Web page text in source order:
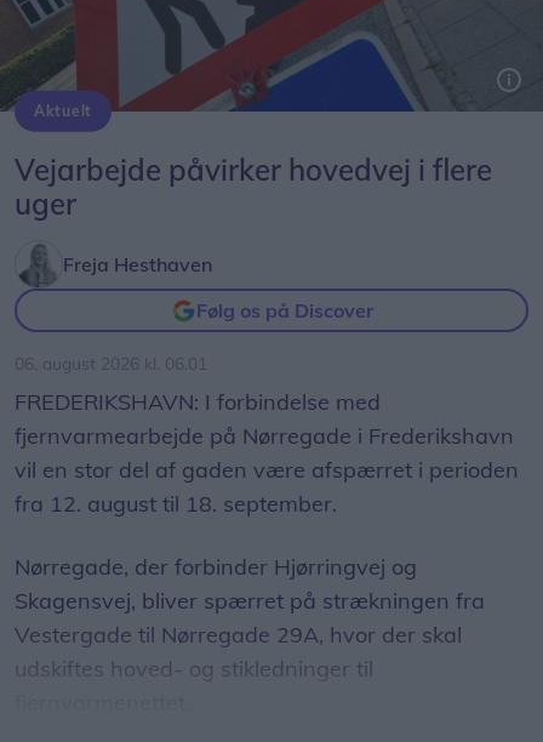
Aktuelt
Vejarbejde påvirker hovedvej i flere
uger
Freja Hesthaven
Følg os på Discover
06. august 2026 kl. 06.01
FREDERIKSHAVN: I forbindelse med
fjernvarmearbejde på Nørregade i Frederikshavn
vil en stor del af gaden være afspærret i perioden
fra 12. august til 18. september.
Nørregade, der forbinder Hjørringvej og
Skagensvej, bliver spærret på strækningen fra
Vestergade til Nørregade 29A, hvor der skal
udskiftes hoved- og stikledninger til